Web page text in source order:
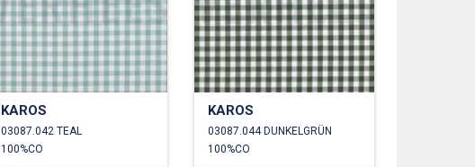
KAROS
03087.042 TEAL
100%CO
KAROS
03087.044 DUNKELGRÜN
100%CO